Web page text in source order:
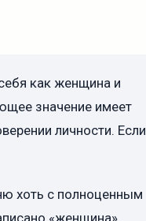
как женщина и
значение имеет
личности. Если
хоть с полноценным